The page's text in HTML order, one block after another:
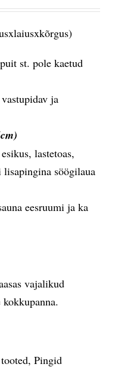
st. pole kaetud
ja
lastetoas,
lisapingina söögilaua
eesruumi ja ka
vajalikud
, Pingid